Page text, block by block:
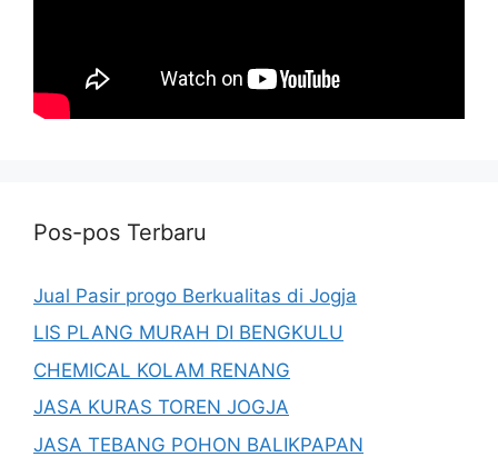
Pos-pos Terbaru
Jual Pasir progo Berkualitas di Jogja
LIS PLANG MURAH DI BENGKULU
CHEMICAL KOLAM RENANG
JASA KURAS TOREN JOGJA
JASA TEBANG POHON BALIKPAPAN